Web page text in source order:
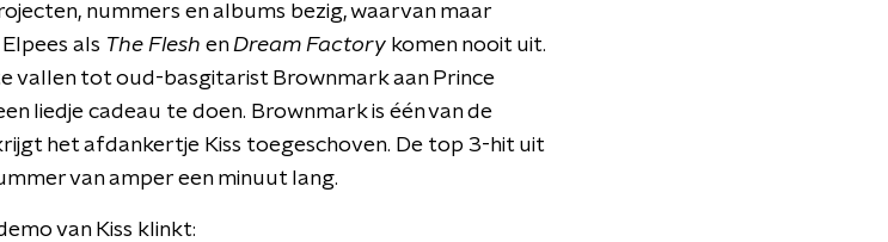
nummers en albums bezig, waarvan maar
als The Flesh enDream Factory komen nooit uit.
vallen tot oud-basgitarist Brownmark aan Prince
liedje cadeau te doen. Brownmark is één van de
het afdankertje Kiss toegeschoven. De top 3-hit uit
van amper een minuut lang.
van Kiss klinkt: